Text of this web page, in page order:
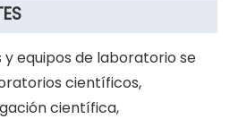
equipos de laboratorio se
científicos,
científica,